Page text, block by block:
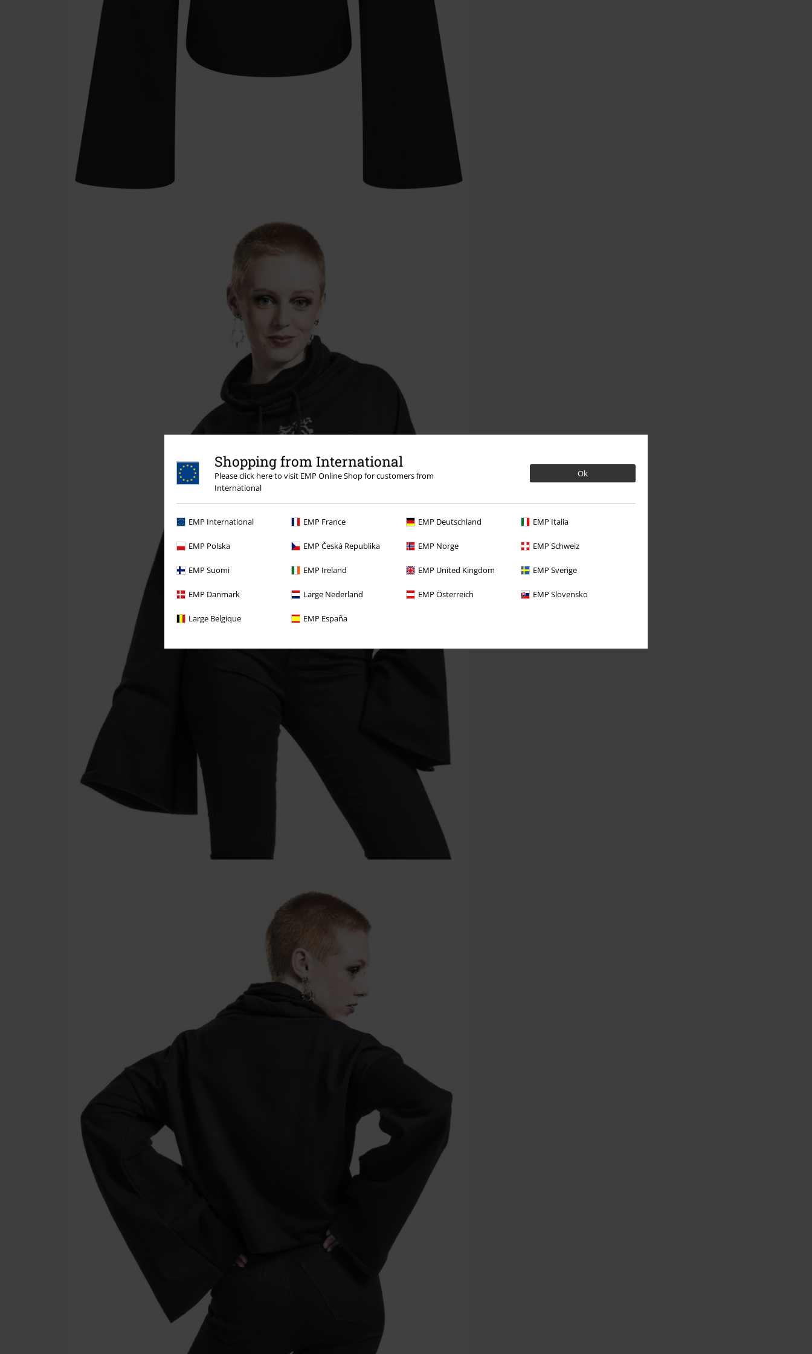
Shopping from International
Please click here to visit EMP Online Shop for customers from
International
Ok
EMP International EMP France EMP Deutschland EMP Italia
EMP Polska EMP Česká Republika EMP Norge EMP Schweiz
EMP Suomi EMP Ireland EMP United Kingdom EMP Sverige
EMP Danmark Large Nederland EMP Österreich EMP Slovensko
Large Belgique EMP España